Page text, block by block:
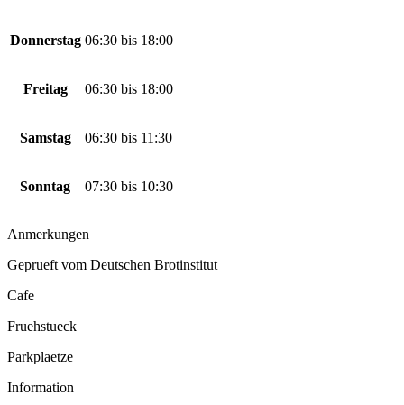
Donnerstag 06:30 bis 18:00
Freitag 06:30 bis 18:00
Samstag 06:30 bis 11:30
Sonntag 07:30 bis 10:30
Anmerkungen
Geprueft vom Deutschen Brotinstitut
Cafe
Fruehstueck
Parkplaetze
Information